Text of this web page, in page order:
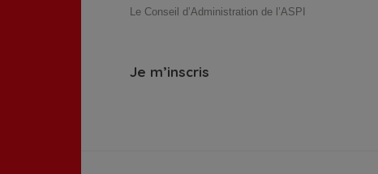
Le Conseil d’Administration de l’ASPI
Je m’inscris